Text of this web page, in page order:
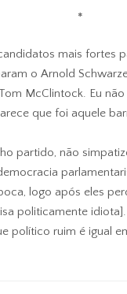
*
mais fortes
o Arnold
McClintock. Eu
que foi aquele
partido, não
logo após eles
politicamente
político ruim é igual